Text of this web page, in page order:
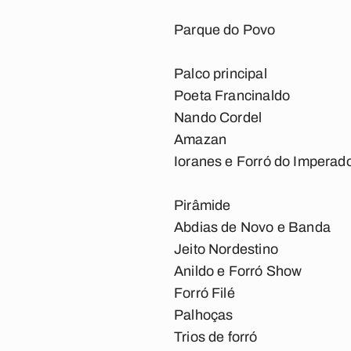
Parque do Povo
Palco principal
Poeta Francinaldo
Nando Cordel
Amazan
Ioranes e Forró do
Pirâmide
Abdias de Novo e Banda
Jeito Nordestino
Anildo e Forró Show
Forró Filé
Palhoças
Trios de forró